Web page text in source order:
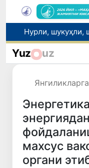
Нурли,
Yuz uz
махсус
органи